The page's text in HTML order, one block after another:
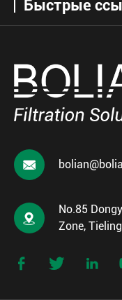
Быстрые


No.85
Zone,
  